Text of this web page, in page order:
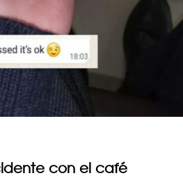
con el café